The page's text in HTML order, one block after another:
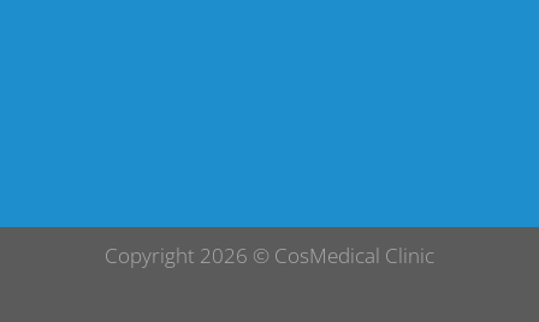
Copyright 2026 © CosMedical Clinic